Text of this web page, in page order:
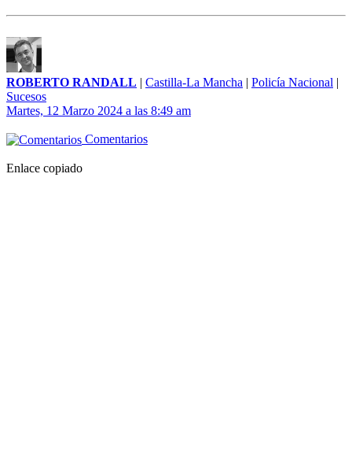
ROBERTO RANDALL | Castilla-La Mancha | Policía Nacional |
Sucesos
Martes, 12 Marzo 2024 a las 8:49 am
Comentarios
Enlace copiado